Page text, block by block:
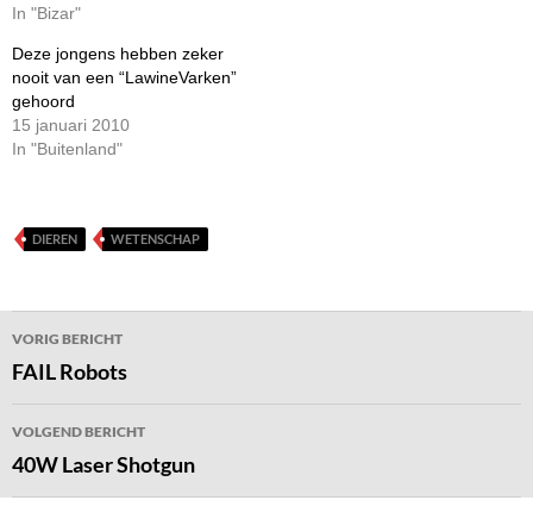
In "Bizar"
Deze jongens hebben zeker
nooit van een “LawineVarken”
gehoord
15 januari 2010
In "Buitenland"
DIEREN WETENSCHAP
Bericht
navigatie
VORIG BERICHT
FAIL Robots
VOLGEND BERICHT
40W Laser Shotgun